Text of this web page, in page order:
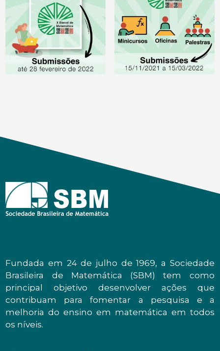
Fundada em 24 de julho de 1969, a Sociedade
Brasileira de Matemática (SBM) tem como
principal objetivo desenvolver ações que
contribuam para fomentar a pesquisa e a
melhoria do ensino em matemática em todos
os níveis.